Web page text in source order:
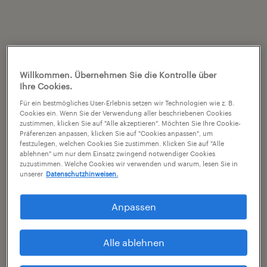
Willkommen. Übernehmen Sie die Kontrolle über
Ihre Cookies.
Für ein bestmögliches User-Erlebnis setzen wir Technologien wie z. B.
Cookies ein. Wenn Sie der Verwendung aller beschriebenen Cookies
zustimmen, klicken Sie auf "Alle akzeptieren". Möchten Sie Ihre Cookie-
Präferenzen anpassen, klicken Sie auf "Cookies anpassen", um
festzulegen, welchen Cookies Sie zustimmen. Klicken Sie auf "Alle
ablehnen" um nur dem Einsatz zwingend notwendiger Cookies
zuzustimmen. Welche Cookies wir verwenden und warum, lesen Sie in
unserer Datenschutzhinweisen.
Anpassen
Alle ablehnen